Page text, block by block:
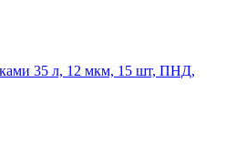
35 л, 12 мкм, 15 шт, ПНД,